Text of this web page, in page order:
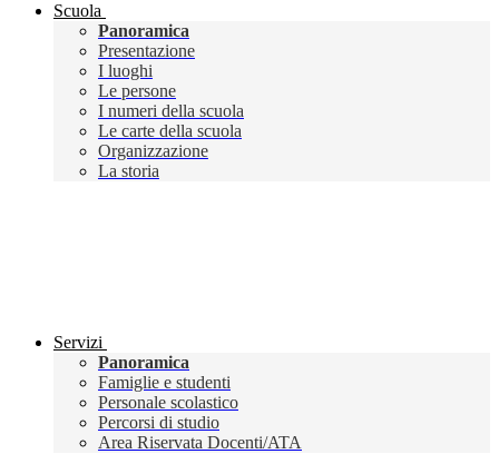
Scuola
Panoramica
Presentazione
I luoghi
Le persone
I numeri della scuola
Le carte della scuola
Organizzazione
La storia
Servizi
Panoramica
Famiglie e studenti
Personale scolastico
Percorsi di studio
Area Riservata Docenti/ATA